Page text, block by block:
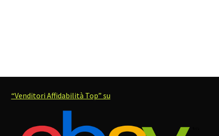
“Venditori Affidabilità Top” su